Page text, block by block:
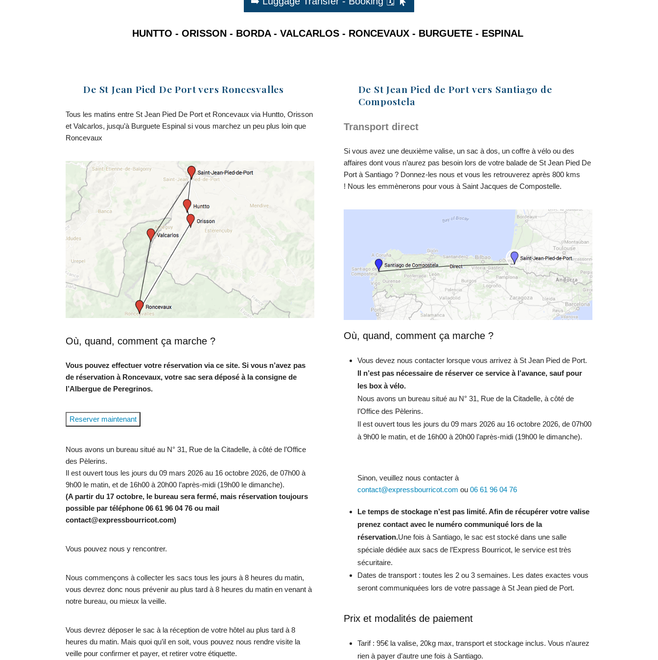
HUNTTO - ORISSON - BORDA - VALCARLOS - RONCEVAUX - BURGUETE - ESPINAL
De St Jean Pied De Port vers Roncesvalles
Tous les matins entre St Jean Pied De Port et Roncevaux via Huntto, Orisson
et Valcarlos, jusqu’à Burguete Espinal si vous marchez un peu plus loin que
Roncevaux
Où, quand, comment ça marche ?
Vous pouvez effectuer votre réservation via ce site. Si vous n’avez pas
de réservation à Roncevaux, votre sac sera déposé à la consigne de
l’Albergue de Peregrinos.
Reserver maintenant
Nous avons un bureau situé au N° 31, Rue de la Citadelle, à côté de l’Office
des Pèlerins.
Il est ouvert tous les jours du 09 mars 2026 au 16 octobre 2026, de 07h00 à
9h00 le matin, et de 16h00 à 20h00 l’après-midi (19h00 le dimanche).
(A partir du 17 octobre, le bureau sera fermé, mais réservation toujours
possible par téléphone 06 61 96 04 76 ou mail
contact@expressbourricot.com)
Vous pouvez nous y rencontrer.
Nous commençons à collecter les sacs tous les jours à 8 heures du matin,
vous devrez donc nous prévenir au plus tard à 8 heures du matin en venant à
notre bureau, ou mieux la veille.
Vous devrez déposer le sac à la réception de votre hôtel au plus tard à 8
heures du matin. Mais quoi qu’il en soit, vous pouvez nous rendre visite la
veille pour confirmer et payer, et retirer votre étiquette.
De St Jean Pied de Port vers Santiago de
Compostela
Transport direct
Si vous avez une deuxième valise, un sac à dos, un coffre à vélo ou des
affaires dont vous n’aurez pas besoin lors de votre balade de St Jean Pied De
Port à Santiago ? Donnez-les nous et vous les retrouverez après 800 kms
! Nous les emmènerons pour vous à Saint Jacques de Compostelle.
Où, quand, comment ça marche ?
Vous devez nous contacter lorsque vous arrivez à St Jean Pied de Port.
Il n’est pas nécessaire de réserver ce service à l’avance, sauf pour
les box à vélo.
Nous avons un bureau situé au N° 31, Rue de la Citadelle, à côté de
l’Office des Pèlerins.
Il est ouvert tous les jours du 09 mars 2026 au 16 octobre 2026, de 07h00
à 9h00 le matin, et de 16h00 à 20h00 l’après-midi (19h00 le dimanche).
Sinon, veuillez nous contacter à
contact@expressbourricot.com ou 06 61 96 04 76
Le temps de stockage n’est pas limité. Afin de récupérer votre valise
prenez contact avec le numéro communiqué lors de la
réservation.Une fois à Santiago, le sac est stocké dans une salle
spéciale dédiée aux sacs de l’Express Bourricot, le service est très
sécuritaire.
Dates de transport : toutes les 2 ou 3 semaines. Les dates exactes vous
seront communiquées lors de votre passage à St Jean pied de Port.
Prix ​​et modalités de paiement
Tarif : 95€ la valise, 20kg max, transport et stockage inclus. Vous n’aurez
rien à payer d’autre une fois à Santiago.